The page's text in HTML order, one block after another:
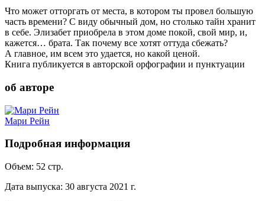
Что может отторгать от места, в котором ты провел большую
часть времени? С виду обычный дом, но столько тайн хранит
в себе. Элизабет приобрела в этом доме покой, свой мир, и,
кажется… брата. Так почему все хотят оттуда сбежать?
А главное, им всем это удается, но какой ценой.
Книга публикуется в авторской орфографии и пунктуации
об авторе
Мари Рейн
Подробная информация
Объем: 52 стр.
Дата выпуска: 30 августа 2021 г.